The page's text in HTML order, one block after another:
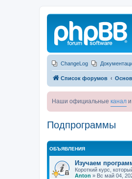
ChangeLog
Список форумов
Наши официальные канал и
Подпрограммы
ОБЪЯВЛЕНИЯ
Изучаем
Короткий курс,
Anton » Вс май 04,